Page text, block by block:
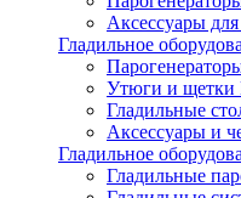
Аксессуары
Гладильное
Утюги и щетки
Гладильные
Аксессуары и
Гладильное
Гладильные